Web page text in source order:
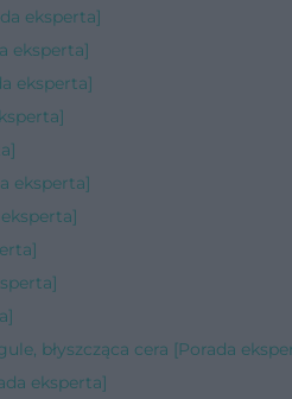
eksperta]
eksperta]
eksperta]
eksperta]
błyszcząca cera [Porada
eksperta]